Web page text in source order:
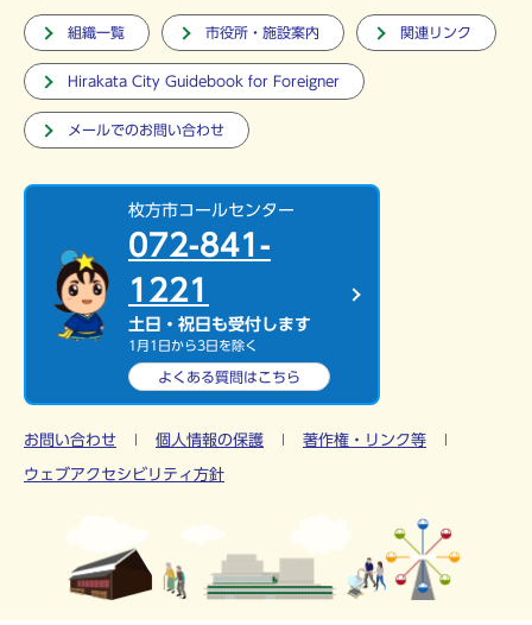
組織一覧 市役所・施設案内 関連リンク
Hirakata City Guidebook for Foreigner
メールでのお問い合わせ
枚方市コールセンター
072-841-
1221
土日・祝日も受付します
1月1日から3日を除く
よくある質問はこちら
お問い合わせ 個人情報の保護 著作権・リンク等
ウェブアクセシビリティ方針